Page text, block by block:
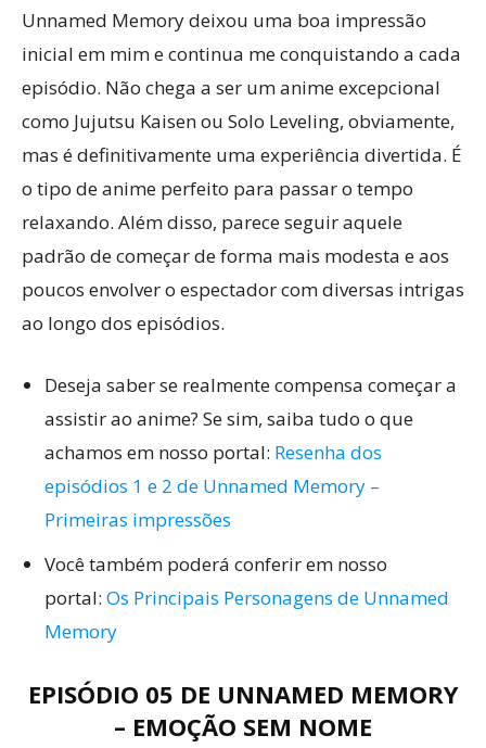
Unnamed Memory deixou uma boa impressão
inicial em mim e continua me conquistando a cada
episódio. Não chega a ser um anime excepcional
como Jujutsu Kaisen ou Solo Leveling, obviamente,
mas é definitivamente uma experiência divertida. É
o tipo de anime perfeito para passar o tempo
relaxando. Além disso, parece seguir aquele
padrão de começar de forma mais modesta e aos
poucos envolver o espectador com diversas intrigas
ao longo dos episódios.
Deseja saber se realmente compensa começar a
assistir ao anime? Se sim, saiba tudo o que
achamos em nosso portal: Resenha dos
episódios 1 e 2 de Unnamed Memory –
Primeiras impressões
Você também poderá conferir em nosso
portal: Os Principais Personagens de Unnamed
Memory
EPISÓDIO 05 DE UNNAMED MEMORY
– EMOÇÃO SEM NOME